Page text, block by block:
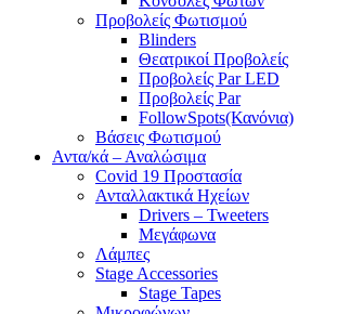
Προβολείς Φωτισμού
Blinders
Θεατρικοί Προβολείς
Προβολείς Par LED
Προβολείς Par
FollowSpots(Κανόνια)
Βάσεις Φωτισμού
Αντα/κά – Αναλώσιμα
Covid 19 Προστασία
Ανταλλακτικά Ηχείων
Drivers – Tweeters
Μεγάφωνα
Λάμπες
Stage Accessories
Stage Tapes